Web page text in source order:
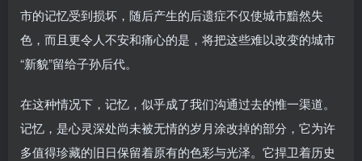
市的记忆受到损坏，随后产生的后遗症不仅使城市黯然失
色，而且更令人不安和痛心的是，将把这些难以改变的城市
“新貌”留给子孙后代。
在这种情况下，记忆，似乎成了我们沟通过去的惟一渠道。
记忆，是心灵深处尚未被无情的岁月涂改掉的部分，它为许
多值得珍藏的旧日保留着原有的色彩与光泽。它捍卫着历史